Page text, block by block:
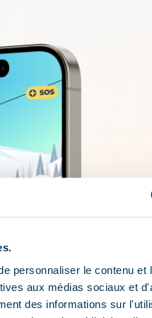
personnaliser le contenu et
aux médias sociaux et
des informations sur